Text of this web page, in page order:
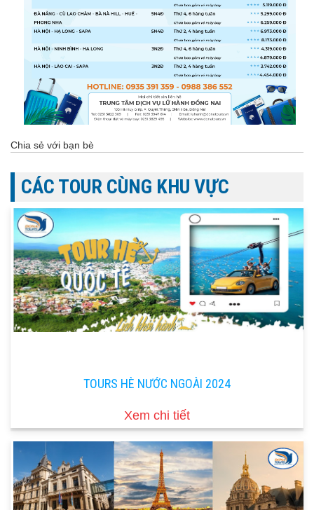
Chia sẻ với bạn bè
CÁC TOUR CÙNG KHU VỰC
TOURS HÈ NƯỚC NGOÀI 2024
Xem chi tiết